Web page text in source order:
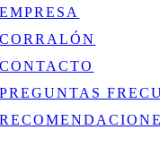
EMPRESA
CORRALÓN
CONTACTO
PREGUNTAS